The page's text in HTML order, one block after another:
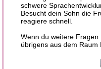
schwere
Besucht dein Sohn die
reagiere schnell.
Wenn du weitere
übrigens aus dem Raum